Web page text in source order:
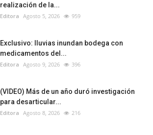
realización de la...
Editora Agosto 5, 2026 959
Exclusivo: lluvias inundan bodega con
medicamentos del...
Editora Agosto 9, 2026 396
(VIDEO) Más de un año duró investigación
para desarticular...
Editora Agosto 8, 2026 216